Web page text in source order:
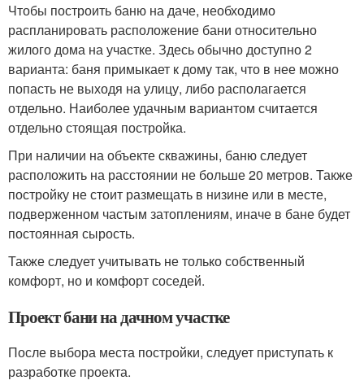
Чтобы построить баню на даче, необходимо
распланировать расположение бани относительно
жилого дома на участке. Здесь обычно доступно 2
варианта: баня примыкает к дому так, что в нее можно
попасть не выходя на улицу, либо располагается
отдельно. Наиболее удачным вариантом считается
отдельно стоящая постройка.
При наличии на объекте скважины, баню следует
расположить на расстоянии не больше 20 метров. Также
постройку не стоит размещать в низине или в месте,
подверженном частым затоплениям, иначе в бане будет
постоянная сырость.
Также следует учитывать не только собственный
комфорт, но и комфорт соседей.
Проект бани на дачном участке
После выбора места постройки, следует приступать к
разработке проекта.